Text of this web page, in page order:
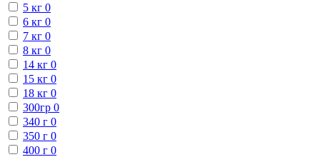
5 кг 0
6 кг 0
7 кг 0
8 кг 0
14 кг 0
15 кг 0
18 кг 0
300гр 0
340 г 0
350 г 0
400 г 0